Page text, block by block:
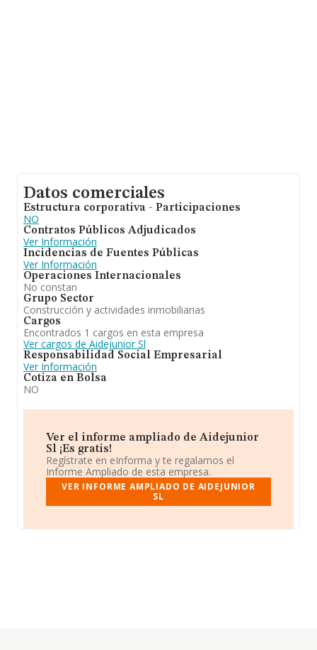
Datos comerciales
Estructura corporativa - Participaciones
NO
Contratos Públicos Adjudicados
Ver Información
Incidencias de Fuentes Públicas
Ver Información
Operaciones Internacionales
No constan
Grupo Sector
Construcción y actividades inmobiliarias
Cargos
Encontrados 1 cargos en esta empresa
Ver cargos de Aidejunior Sl
Responsabilidad Social Empresarial
Ver Información
Cotiza en Bolsa
NO
Ver el informe ampliado de Aidejunior
Sl ¡Es gratis!
Regístrate en eInforma y te regalamos el
Informe Ampliado de esta empresa.
VER INFORME AMPLIADO DE AIDEJUNIOR
SL